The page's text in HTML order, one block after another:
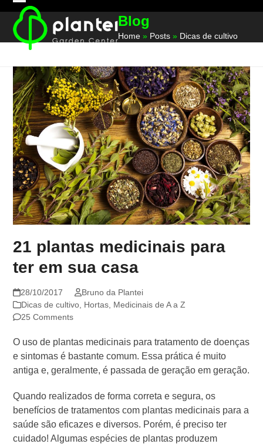
content
Open
mobile
menu
Close
mobile
menu
Blog
Home » Posts » Dicas de cultivo
21 plantas medicinais para
ter em sua casa
28/10/2017
Bruno da Plantei
Dicas de cultivo Hortas Medicinais de A a Z
25 Comments
O uso de plantas medicinais para tratamento de doenças
e sintomas é bastante comum. Essa prática é muito
antiga e, geralmente, é passada de geração em geração.
Quando realizados de forma correta e segura, os
benefícios de tratamentos com plantas medicinais para a
saúde são eficazes e diversos. Porém, é preciso ter
cuidado! Algumas espécies de plantas produzem